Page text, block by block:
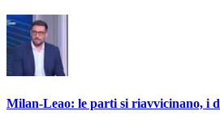
Milan-Leao: le parti si riavvicinano, i